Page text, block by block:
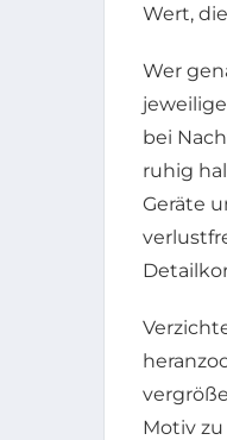
Wert,
Wer
bei
ruhig
Geräte
Motiv